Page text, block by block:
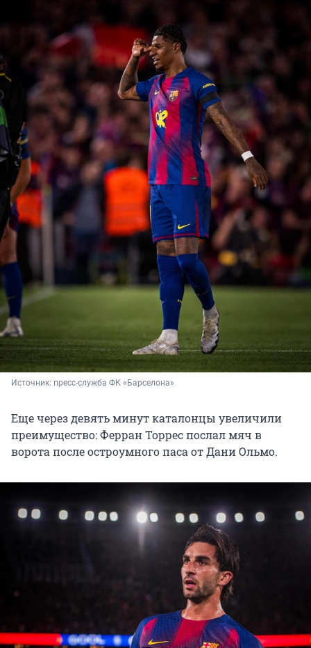
Источник: пресс-служба ФК «Барселона»
Еще через девять минут каталонцы увеличили
преимущество: Ферран Торрес послал мяч в
ворота после остроумного паса от Дани Ольмо.